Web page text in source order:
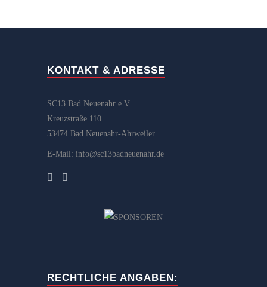
KONTAKT & ADRESSE
SC13 Bad Neuenahr e.V.
Kreuzstraße 110
53474 Bad Neuenahr-Ahrweiler
E-Mail: info@sc13badneuenahr.de
RECHTLICHE ANGABEN: